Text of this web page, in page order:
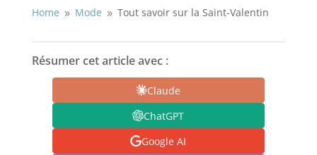
Home 9 Mode 9 Tout savoir sur la Saint-Valentin
Résumer cet article avec :
Claude
ChatGPT
Google AI